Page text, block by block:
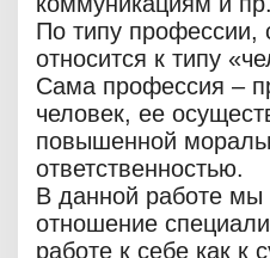
По типу профессии,
относится к типу
Сама профессия –
человек, ее
повышенной
ответственностью.
В данной работе мы
отношение
работе к себе как к